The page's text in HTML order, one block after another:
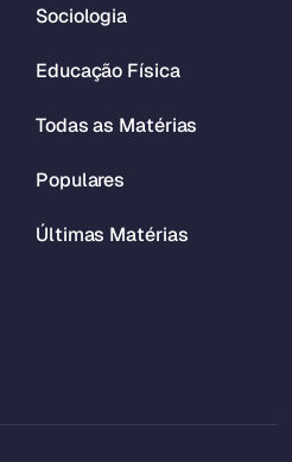
Sociologia
Educação Física
Todas as Matérias
Populares
Últimas Matérias